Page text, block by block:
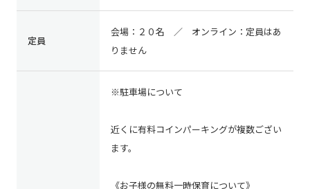
定員
会場：２０名 ／ オンライン：定員はあ
りません
※駐車場について
近くに有料コインパーキングが複数ござい
ます。
《お子様の無料一時保育について》